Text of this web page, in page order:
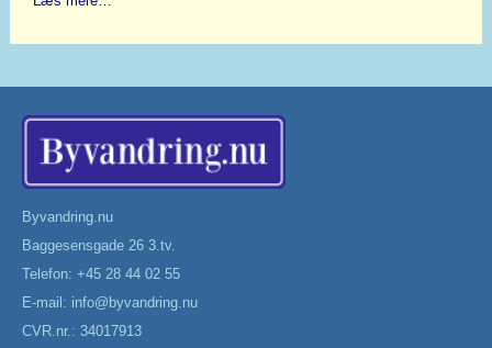
Byvandring.nu
Baggesensgade 26 3.tv.
Telefon: +45 28 44 02 55
E-mail: info@byvandring.nu
CVR.nr.: 34017913